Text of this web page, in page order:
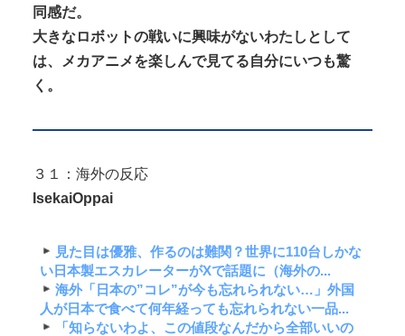
同感だ。
大きなロボットの戦いに興味がないわたしとして
は、メカアニメを楽しんで見てる自分にいつも驚
く。
３１：海外の反応
IsekaiOppai
見た目は優雅、作るのは難関？世界に110台しかな
い日本製エスカレーターがXで話題に（海外の...
海外「日本の”コレ”が今も忘れられない…」外国
人が日本で食べて何年経っても忘れられない一品...
「知らないわよ、この値段なんだから全部いいの